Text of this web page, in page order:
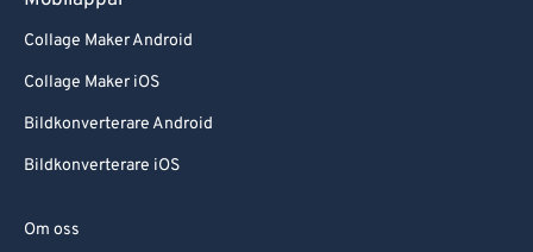
Collage Maker Android
Collage Maker iOS
Bildkonverterare Android
Bildkonverterare iOS
Om oss